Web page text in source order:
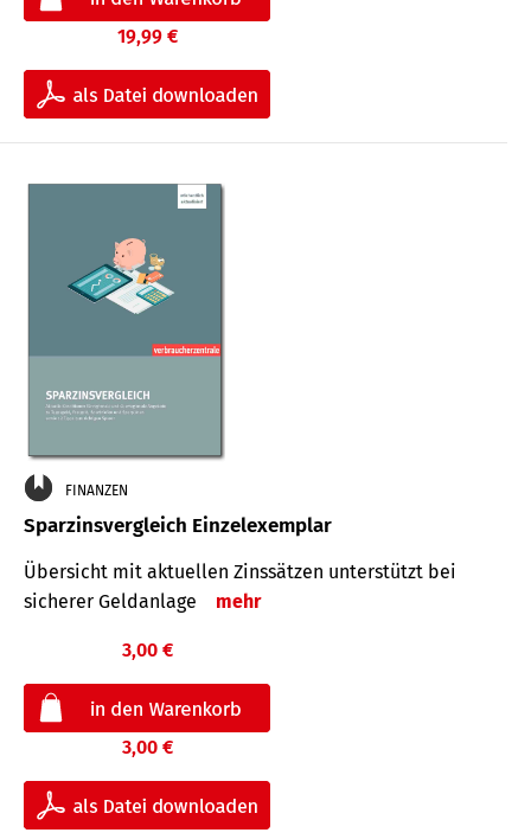
19,99 €
FINANZEN
Sparzinsvergleich Einzelexemplar
Übersicht mit aktuellen Zinssätzen unterstützt bei
sicherer Geldanlage
mehr
3,00 €
3,00 €